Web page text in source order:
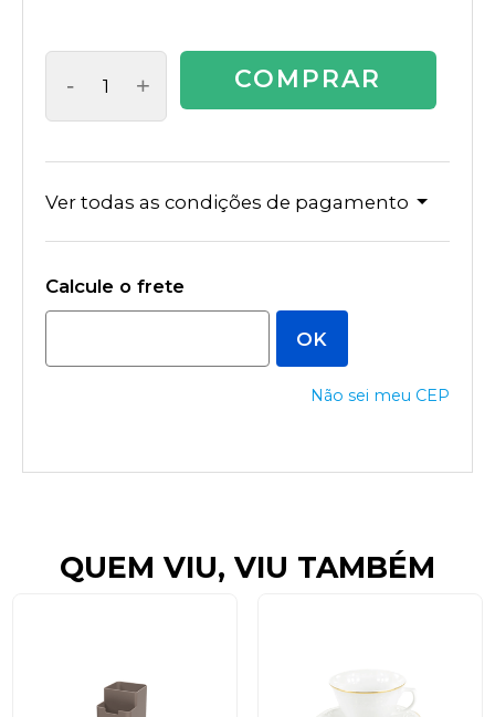
- + COMPRAR
Ver todas as condições de pagamento
Não sei meu CEP
QUEM VIU, VIU TAMBÉM